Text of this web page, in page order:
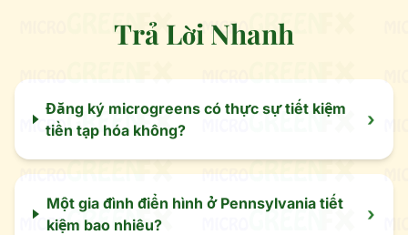
Trả Lời Nhanh
Đăng ký microgreens có thực sự tiết kiệm
tiền tạp hóa không?
›
Một gia đình điển hình ở Pennsylvania tiết
kiệm bao nhiêu?
›